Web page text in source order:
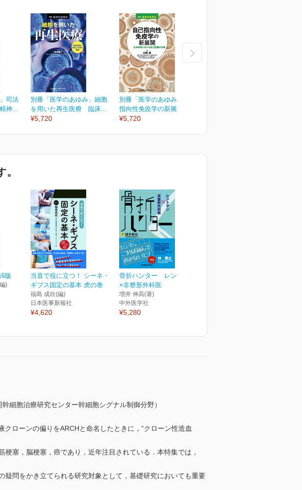
司法
神...
別冊「医学のあゆみ」細胞
を用いた再生医療 臨床...
¥5,720
別冊「医学のあゆみ」自己
指向性免疫学の新展開...
¥5,720
版
)
当直で役に立つ！ シーネ・
ギプス固定の基本 虎の巻
福島 成欣(編)
日本医事新報社
¥4,620
骨折ハンター レントゲン
×非整形外科医
増井 伸高(著)
中外医学社
¥5,280
細胞治療研究センター幹細胞シグナル制御分野）
ローンの偏りをARCHと命名したときに，“クローン性造血
塞，脳梗塞，癌であり，近年注目されている．本特集では，
疑問をかき立てられる研究対象として，基礎研究においても重要